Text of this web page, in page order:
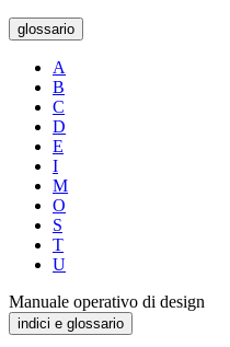
glossario
A
B
C
D
E
I
M
O
S
T
U
Manuale operativo di design
indici e glossario